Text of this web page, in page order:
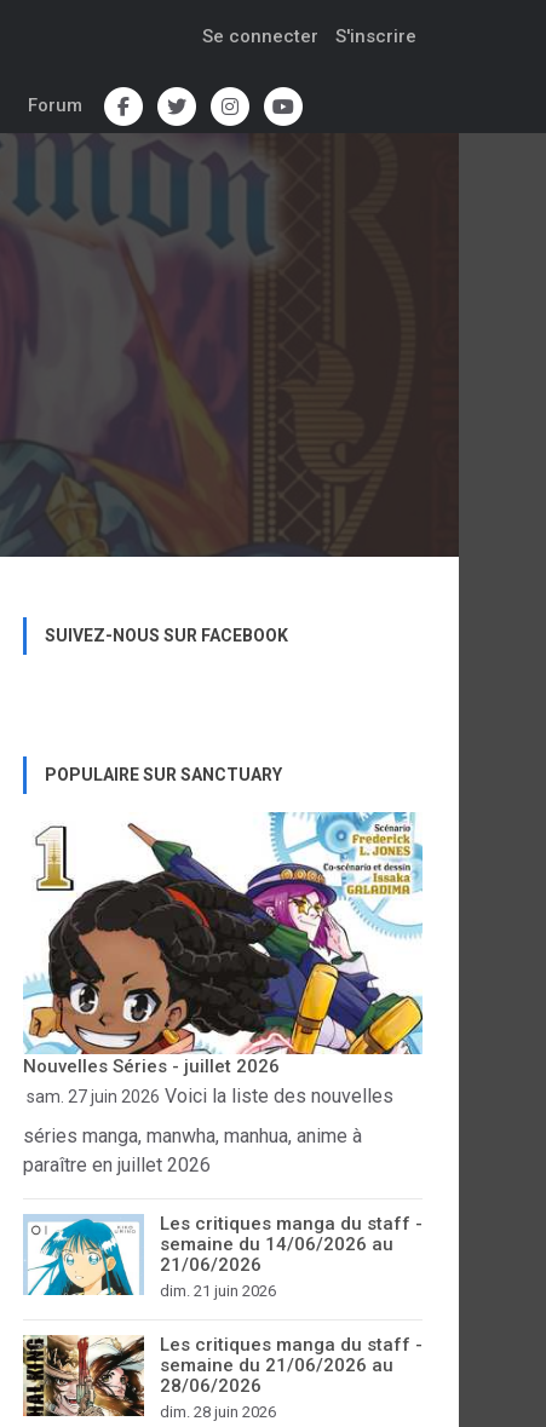
Se connecter S'inscrire
Forum
SUIVEZ-NOUS SUR FACEBOOK
POPULAIRE SUR SANCTUARY
Nouvelles Séries - juillet 2026
sam. 27 juin 2026 Voici la liste des nouvelles
séries manga, manwha, manhua, anime à
paraître en juillet 2026
Les critiques manga du staff -
semaine du 14/06/2026 au
21/06/2026
dim. 21 juin 2026
Les critiques manga du staff -
semaine du 21/06/2026 au
28/06/2026
dim. 28 juin 2026